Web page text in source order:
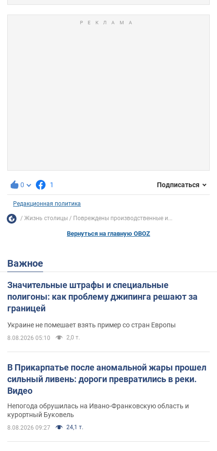
0 1 Подписаться
Редакционная политика
Жизнь столицы Повреждены производственные и...
Вернуться на главную OBOZ
Важное
Значительные штрафы и специальные
полигоны: как проблему джипинга решают за
границей
Украине не помешает взять пример со стран Европы
8.08.2026 05:10 2,0 т.
В Прикарпатье после аномальной жары прошел
сильный ливень: дороги превратились в реки.
Видео
Непогода обрушилась на Ивано-Франковскую область и
курортный Буковель
8.08.2026 09:27 24,1 т.